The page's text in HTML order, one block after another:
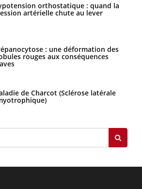
orthostatique : quand la
artérielle chute au lever
: une déformation des
rouges aux conséquences
de Charcot (Sclérose latérale